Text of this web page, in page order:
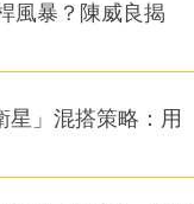
風暴？陳威良揭
星」混搭策略：用